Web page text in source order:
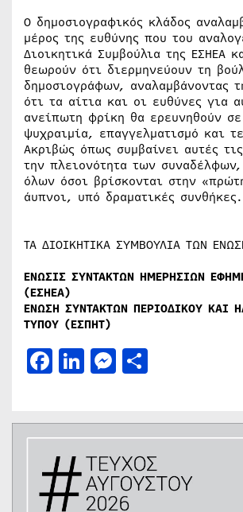
Ο δημοσιογραφικός κλάδος
μέρος της ευθύνης που του
Διοικητικά Συμβούλια της ΕΣΗΕΑ
θεωρούν ότι διερμηνεύουν τη
δημοσιογράφων, αναλαμβάνοντας
ότι τα αίτια και οι ευθύνες για
ανείπωτη φρίκη θα ερευνηθούν
ψυχραιμία, επαγγελματισμό και
Ακριβώς όπως συμβαίνει αυτές
την πλειονότητα των συναδέλφων,
όλων όσοι βρίσκονται στην
άυπνοι, υπό δραματικές συνθήκες.
ΤΑ ΔΙΟΙΚΗΤΙΚΑ ΣΥΜΒΟΥΛΙΑ ΤΩΝ
ΕΝΩΣΙΣ ΣΥΝΤΑΚΤΩΝ ΗΜΕΡΗΣΙΩΝ
(ΕΣΗΕΑ)
ΕΝΩΣΗ ΣΥΝΤΑΚΤΩΝ ΠΕΡΙΟΔΙΚΟΥ ΚΑΙ
ΤΥΠΟΥ (ΕΣΠΗΤ)
Facebook
LinkedIn
Messenger